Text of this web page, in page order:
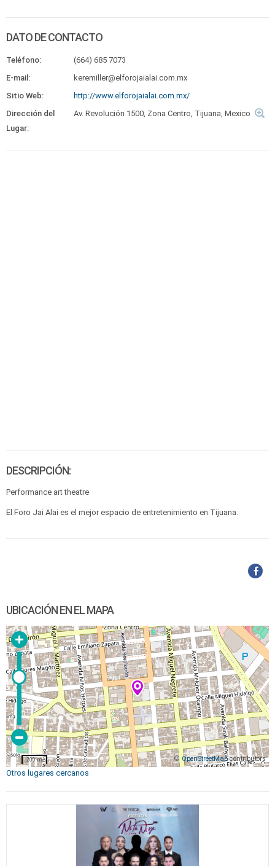
DATO DE CONTACTO
Teléfono:
(664) 685 7073
E-mail:
keremiller@elforojaialai.com.mx
Sitio Web:
http://www.elforojaialai.com.mx/
Dirección del
Lugar:
Av. Revolución 1500, Zona Centro, Tijuana, Mexico
DESCRIPCIÓN:
Performance art theatre
El Foro Jai Alai es el mejor espacio de entretenimiento en Tijuana.
UBICACIÓN EN EL MAPA
© OpenStreetMapcontributors
200 m
Otros lugares cercanos